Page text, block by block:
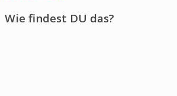
Wie findest DU das?